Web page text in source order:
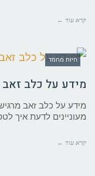
קרא עוד ←
חיות מחמד
מידע על כלב זאב
מידע על כלב זאב
מעוניינים לדעת איך
קרא עוד ←